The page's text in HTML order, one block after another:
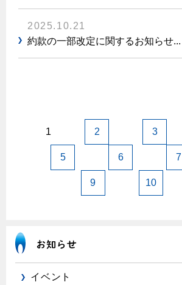
2025.10.21
約款の一部改定に関するお知らせ...
1 2 3
5 6 7
9 10
イベント